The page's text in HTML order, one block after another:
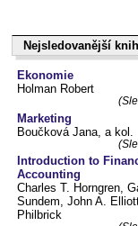
Nejsledovanější
Nejsledovanější
Ekonomie
Holman Robert
Marketing
Boučková Jana, a kol.
Introduction to
Accounting
Charles T. Horngren,
Sundem, John A.
Philbrick